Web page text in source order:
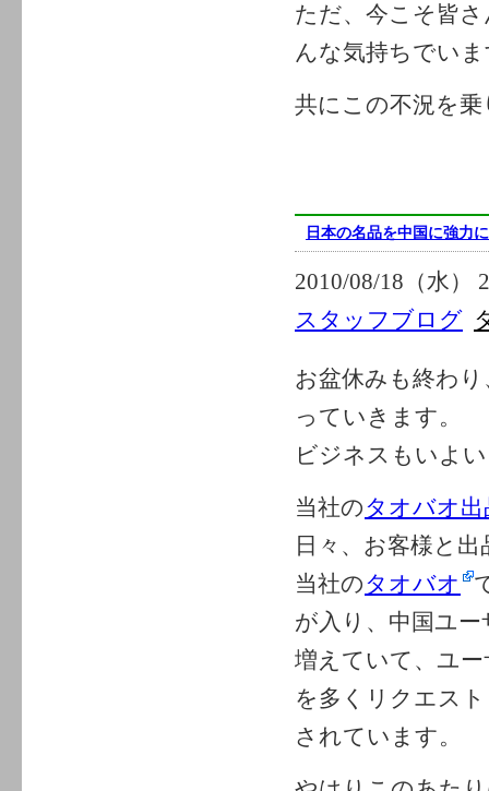
ただ、今こそ皆
んな気持ちでい
共にこの不況を
日本の名品を中国に強力
2010/08/18（水）
スタッフブログ
お盆休みも終わ
っていきます。
ビジネスもいよ
当社のタオバオ出
日々、お客様と
当社のタオバオ
が入り、中国ユ
増えていて、ユ
を多くリクエスト
されています。